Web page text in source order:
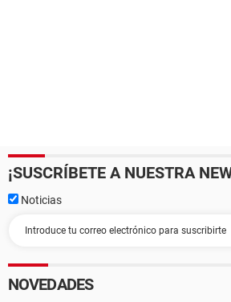
¡SUSCRÍBETE A NUESTRA
Noticias
NOVEDADES